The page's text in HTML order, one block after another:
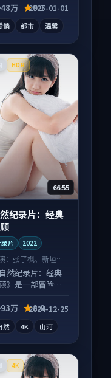
线，配乐与镜头
48万 9.1
2025-01-01
情 都市 温馨
HDR
66:55
纪录片：经典
录片 2022
： 张子枫、新垣结
等
自然纪录片：经典
》是一部冒险向
观看，细节更丰
93万 8.8
2024-12-25
然 4K 山河
4K